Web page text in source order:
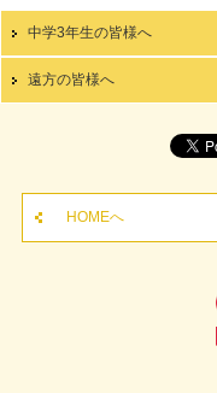
中学3年生の皆様へ
遠方の皆様へ
HOMEへ